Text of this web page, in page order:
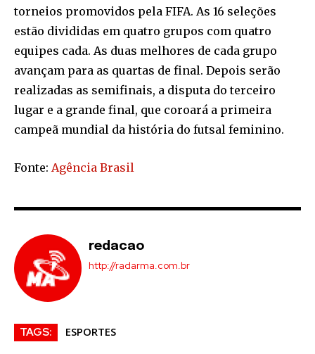
torneios promovidos pela FIFA. As 16 seleções
estão divididas em quatro grupos com quatro
equipes cada. As duas melhores de cada grupo
avançam para as quartas de final. Depois serão
realizadas as semifinais, a disputa do terceiro
lugar e a grande final, que coroará a primeira
campeã mundial da história do futsal feminino.
Fonte: Agência Brasil
redacao
http://radarma.com.br
TAGS: ESPORTES